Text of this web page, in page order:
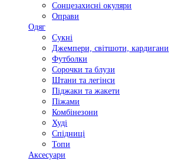
Сонцезахисні окуляри
Оправи
Одяг
Сукні
Джемпери, світшоти, кардигани
Футболки
Сорочки та блузи
Штани та легінси
Піджаки та жакети
Піжами
Комбінезони
Худі
Спідниці
Топи
Аксесуари